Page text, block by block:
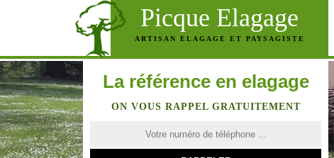
Picque Elagage
ARTISAN ELAGAGE ET PAYSAGISTE
La référence en elagage
ON VOUS RAPPEL GRATUITEMENT